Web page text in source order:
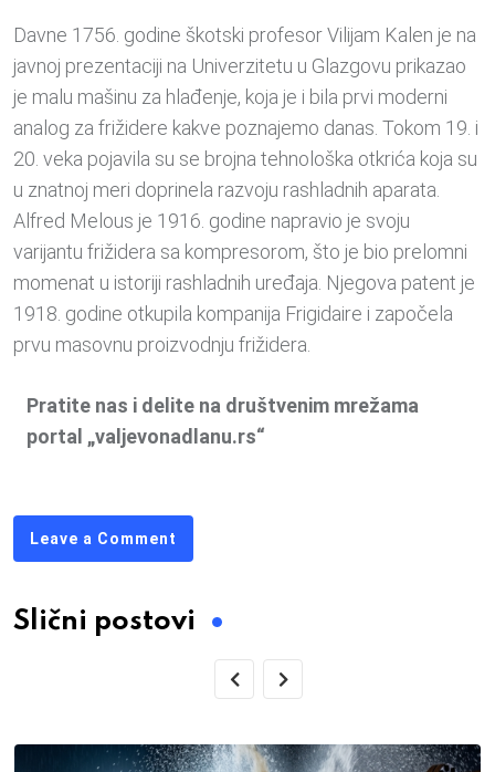
Davne 1756. godine škotski profesor Vilijam Kalen je na
javnoj prezentaciji na Univerzitetu u Glazgovu prikazao
je malu mašinu za hlađenje, koja je i bila prvi moderni
analog za frižidere kakve poznajemo danas. Tokom 19. i
20. veka pojavila su se brojna tehnološka otkrića koja su
u znatnoj meri doprinela razvoju rashladnih aparata.
Alfred Melous je 1916. godine napravio je svoju
varijantu frižidera sa kompresorom, što je bio prelomni
momenat u istoriji rashladnih uređaja. Njegova patent je
1918. godine otkupila kompanija Frigidaire i započela
prvu masovnu proizvodnju frižidera.
Pratite nas i delite na društvenim mrežama
portal „valjevonadlanu.rs“
Leave a Comment
Slični postovi